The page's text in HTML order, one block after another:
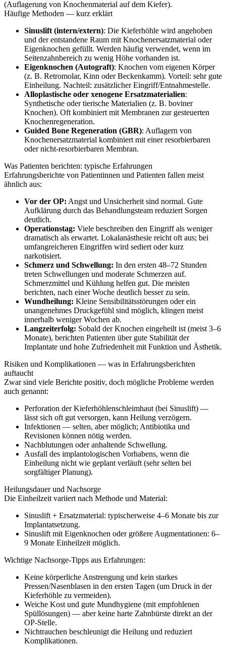
(Auflagerung von Knochenmaterial auf dem Kiefer).
Häufige Methoden — kurz erklärt
Sinuslift (intern/extern): Die Kieferhöhle wird angehoben
und der entstandene Raum mit Knochenersatzmaterial oder
Eigenknochen gefüllt. Werden häufig verwendet, wenn im
Seitenzahnbereich zu wenig Höhe vorhanden ist.
Eigenknochen (Autograft): Knochen vom eigenen Körper
(z. B. Retromolar, Kinn oder Beckenkamm). Vorteil: sehr gute
Einheilung. Nachteil: zusätzlicher Eingriff/Entnahmestelle.
Alloplastische oder xenogene Ersatzmaterialien:
Synthetische oder tierische Materialien (z. B. boviner
Knochen). Oft kombiniert mit Membranen zur gesteuerten
Knochenregeneration.
Guided Bone Regeneration (GBR): Auflagern von
Knochenersatzmaterial kombiniert mit einer resorbierbaren
oder nicht-resorbierbaren Membran.
Was Patienten berichten: typische Erfahrungen
Erfahrungsberichte von Patientinnen und Patienten fallen meist
ähnlich aus:
Vor der OP: Angst und Unsicherheit sind normal. Gute
Aufklärung durch das Behandlungsteam reduziert Sorgen
deutlich.
Operationstag: Viele beschreiben den Eingriff als weniger
dramatisch als erwartet. Lokalanästhesie reicht oft aus; bei
umfangreicheren Eingriffen wird sediert oder kurz
narkotisiert.
Schmerz und Schwellung: In den ersten 48–72 Stunden
treten Schwellungen und moderate Schmerzen auf.
Schmerzmittel und Kühlung helfen gut. Die meisten
berichten, nach einer Woche deutlich besser zu sein.
Wundheilung: Kleine Sensibilitätsstörungen oder ein
unangenehmes Druckgefühl sind möglich, klingen meist
innerhalb weniger Wochen ab.
Langzeiterfolg: Sobald der Knochen eingeheilt ist (meist 3–6
Monate), berichten Patienten über gute Stabilität der
Implantate und hohe Zufriedenheit mit Funktion und Ästhetik.
Risiken und Komplikationen — was in Erfahrungsberichten
auftaucht
Zwar sind viele Berichte positiv, doch mögliche Probleme werden
auch genannt:
Perforation der Kieferhöhlenschleimhaut (bei Sinuslift) —
lässt sich oft gut versorgen, kann Heilung verzögern.
Infektionen — selten, aber möglich; Antibiotika und
Revisionen können nötig werden.
Nachblutungen oder anhaltende Schwellung.
Ausfall des implantologischen Vorhabens, wenn die
Einheilung nicht wie geplant verläuft (sehr selten bei
sorgfältiger Planung).
Heilungsdauer und Nachsorge
Die Einheilzeit variiert nach Methode und Material:
Sinuslift + Ersatzmaterial: typischerweise 4–6 Monate bis zur
Implantatsetzung.
Sinuslift mit Eigenknochen oder größere Augmentationen: 6–
9 Monate Einheilzeit möglich.
Wichtige Nachsorge-Tipps aus Erfahrungen:
Keine körperliche Anstrengung und kein starkes
Pressen/Nasenblasen in den ersten Tagen (um Druck in der
Kieferhöhle zu vermeiden).
Weiche Kost und gute Mundhygiene (mit empfohlenen
Spüllösungen) — aber keine harte Zahnbürste direkt an der
OP-Stelle.
Nichtrauchen beschleunigt die Heilung und reduziert
Komplikationen.